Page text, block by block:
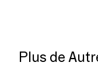
Plus de